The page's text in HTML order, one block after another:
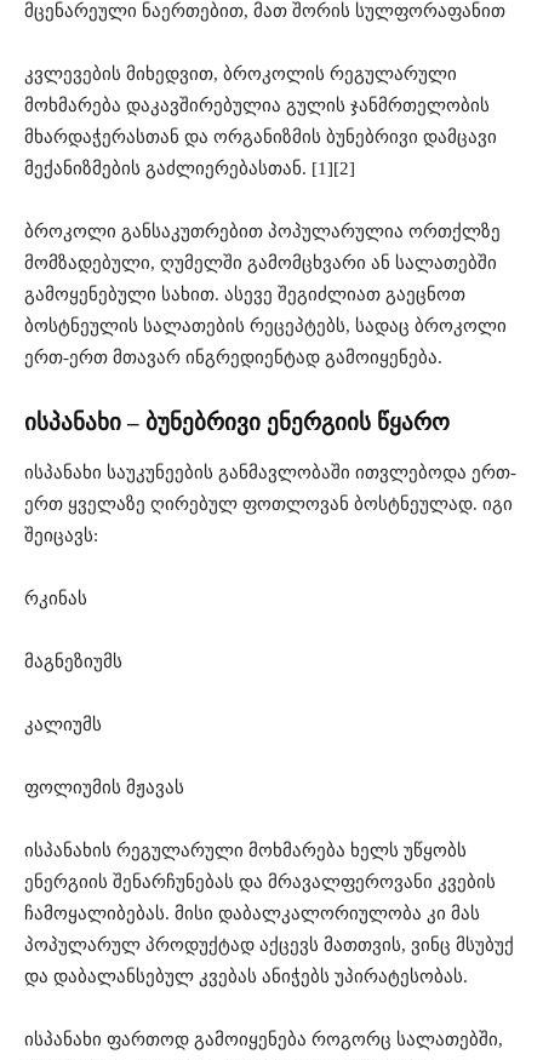
მცენარეული ნაერთებით, მათ შორის სულფორაფანით
კვლევების მიხედვით, ბროკოლის რეგულარული
მოხმარება დაკავშირებულია გულის ჯანმრთელობის
მხარდაჭერასთან და ორგანიზმის ბუნებრივი დამცავი
მექანიზმების გაძლიერებასთან. [1][2]
ბროკოლი განსაკუთრებით პოპულარულია ორთქლზე
მომზადებული, ღუმელში გამომცხვარი ან სალათებში
გამოყენებული სახით. ასევე შეგიძლიათ გაეცნოთ
ბოსტნეულის სალათების რეცეპტებს, სადაც ბროკოლი
ერთ-ერთ მთავარ ინგრედიენტად გამოიყენება.
ისპანახი – ბუნებრივი ენერგიის წყარო
ისპანახი საუკუნეების განმავლობაში ითვლებოდა ერთ-
ერთ ყველაზე ღირებულ ფოთლოვან ბოსტნეულად. იგი
შეიცავს:
რკინას
მაგნეზიუმს
კალიუმს
ფოლიუმის მჟავას
ისპანახის რეგულარული მოხმარება ხელს უწყობს
ენერგიის შენარჩუნებას და მრავალფეროვანი კვების
ჩამოყალიბებას. მისი დაბალკალორიულობა კი მას
პოპულარულ პროდუქტად აქცევს მათთვის, ვინც მსუბუქ
და დაბალანსებულ კვებას ანიჭებს უპირატესობას.
ისპანახი ფართოდ გამოიყენება როგორც სალათებში,